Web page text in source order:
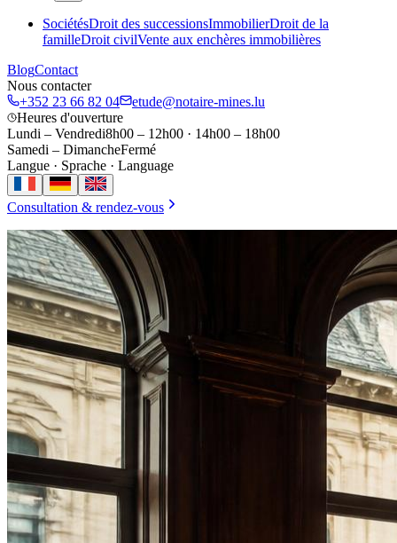
SociétésDroit des successionsImmobilierDroit de la
familleDroit civilVente aux enchères immobilières
BlogContact
Nous contacter
+352 23 66 82 04
etude@notaire-mines.lu
Heures d'ouverture
Lundi – Vendredi8h00 – 12h00 · 14h00 – 18h00
Samedi – DimancheFermé
Langue · Sprache · Language
Consultation & rendez-vous